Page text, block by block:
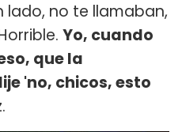
no te llamaban,
Yo, cuando
que la
'no, chicos, esto